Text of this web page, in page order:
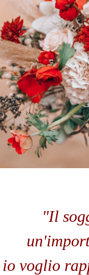
"Il
io voglio